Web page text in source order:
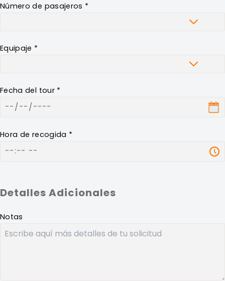
Número de pasajeros *
Equipaje *
Fecha del tour *
Hora de recogida *
Detalles Adicionales
Notas